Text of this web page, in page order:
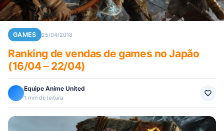
GAMES 25/04/2018
Ranking de vendas de games no Japão
(16/04 – 22/04)
Equipe Anime United
1 min de leitura